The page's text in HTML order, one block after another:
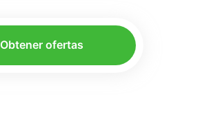
Obtener ofertas